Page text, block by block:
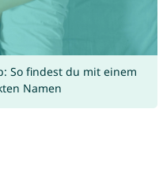
So findest du mit einem
Namen